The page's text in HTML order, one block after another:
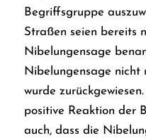
Begriffsgruppe
Straßen seien bereits
Nibelungensage
Nibelungensage nicht
wurde
positive Reaktion der
auch, dass die